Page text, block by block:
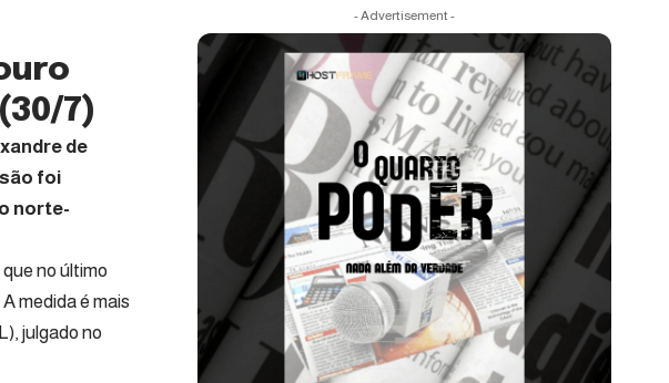
7)
de
foi
norte-
que no último
medida é mais
julgado no
- Advertisement -